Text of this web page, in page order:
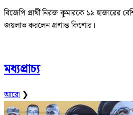
বিজেপি প্রার্থী নিরজ কুমারকে ১৯ হাজারের
জয়লাভ করলেন প্রশান্ত কিশোর।
মধ্যপ্রাচ্য
আরো ❯